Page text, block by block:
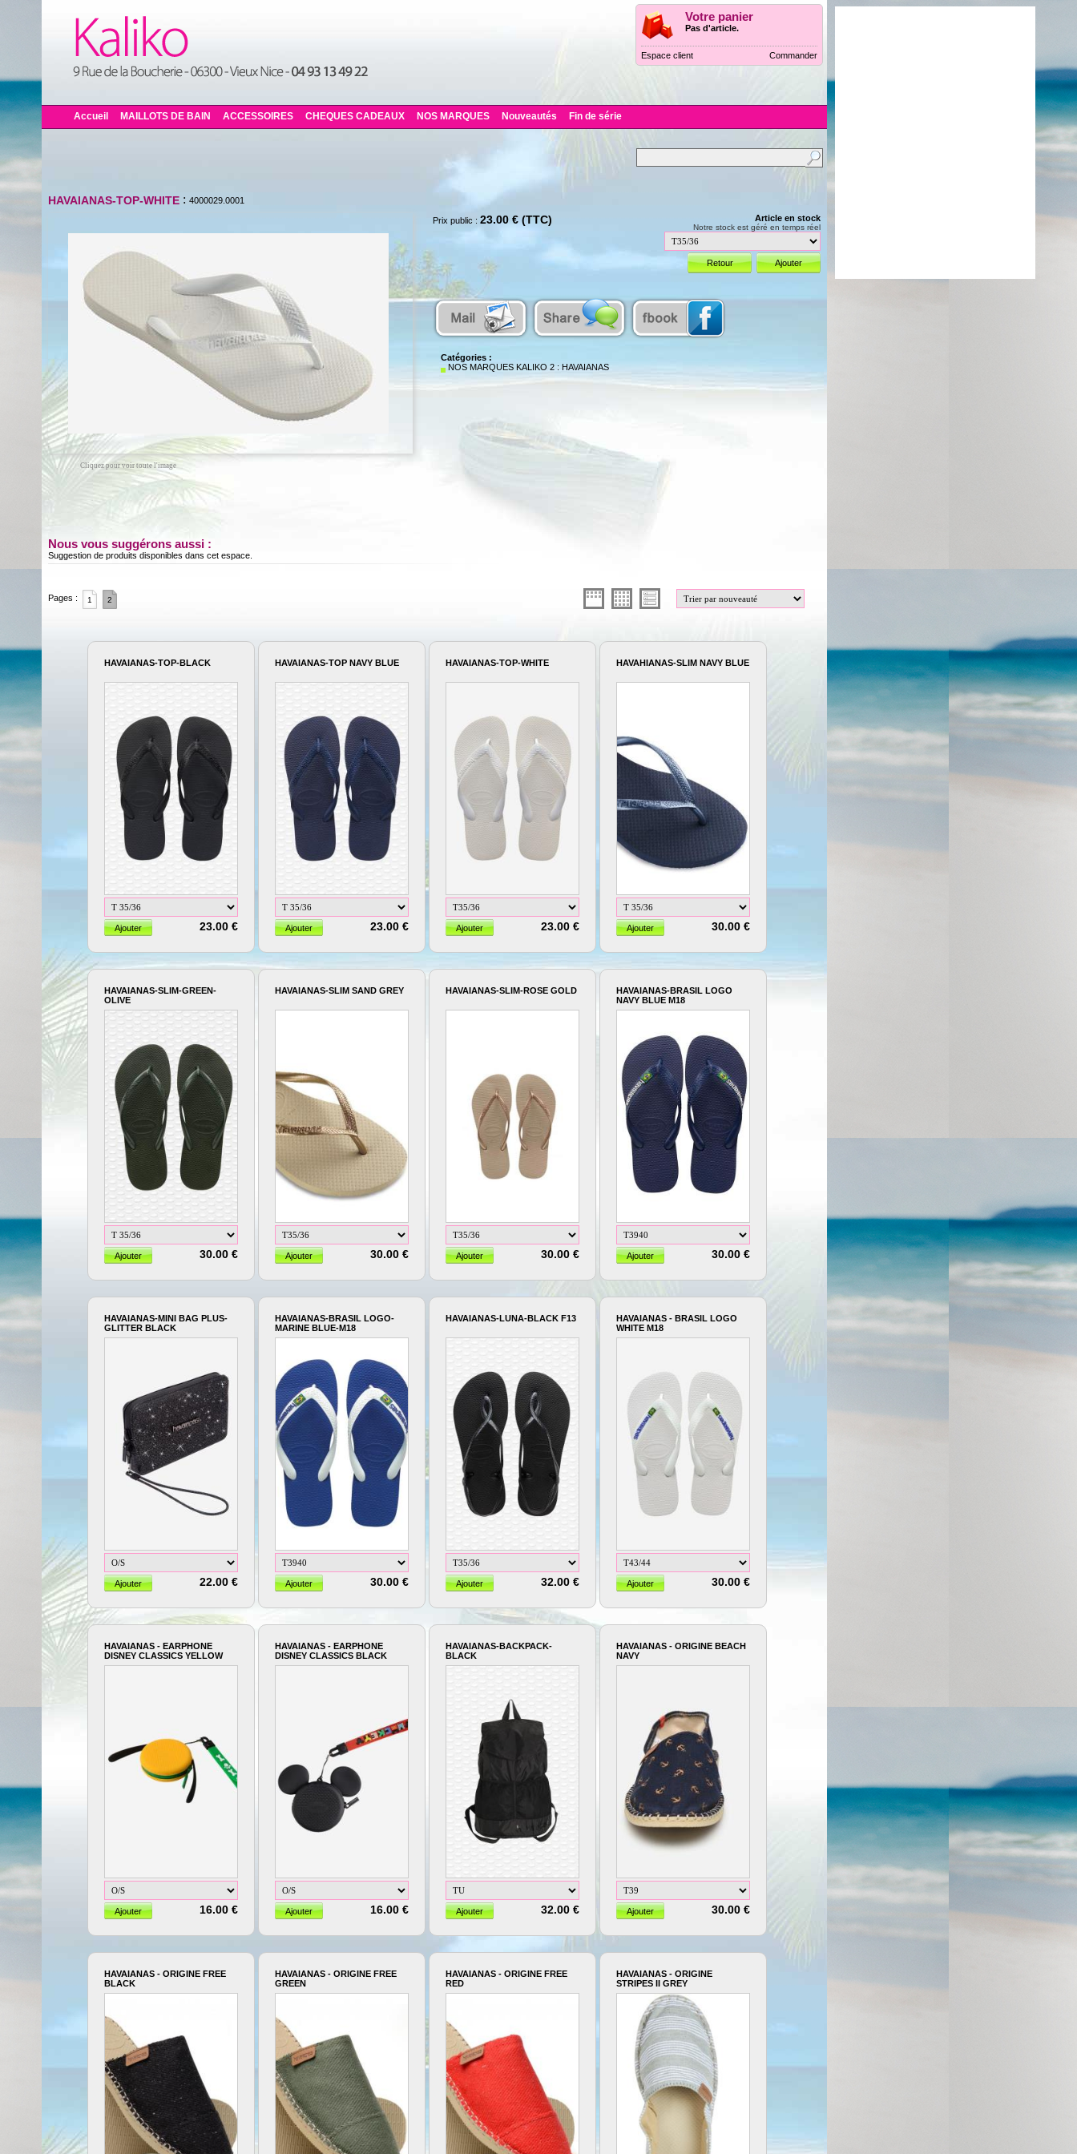
Votre panier
Pas d'article.
Espace client Commander
Accueil MAILLOTS DE BAIN ACCESSOIRES CHEQUES CADEAUX NOS MARQUES Nouveautés Fin de série
HAVAIANAS-TOP-WHITE : 4000029.0001
Cliquez pour voir toute l'image
Article en stock
Notre stock est géré en temps réel
Prix public : 23.00 € (TTC)
Catégories :
NOS MARQUES KALIKO 2 : HAVAIANAS
Nous vous suggérons aussi :
Suggestion de produits disponibles dans cet espace.
Pages : 1 2
HAVAIANAS-TOP-BLACK
23.00 €
HAVAIANAS-TOP NAVY BLUE
23.00 €
HAVAIANAS-TOP-WHITE
23.00 €
HAVAHIANAS-SLIM NAVY BLUE
30.00 €
HAVAIANAS-SLIM-GREEN-
OLIVE
30.00 €
HAVAIANAS-SLIM SAND GREY
30.00 €
HAVAIANAS-SLIM-ROSE GOLD
30.00 €
HAVAIANAS-BRASIL LOGO
NAVY BLUE M18
30.00 €
HAVAIANAS-MINI BAG PLUS-
GLITTER BLACK
22.00 €
HAVAIANAS-BRASIL LOGO-
MARINE BLUE-M18
30.00 €
HAVAIANAS-LUNA-BLACK F13
32.00 €
HAVAIANAS - BRASIL LOGO
WHITE M18
30.00 €
HAVAIANAS - EARPHONE
DISNEY CLASSICS YELLOW
16.00 €
HAVAIANAS - EARPHONE
DISNEY CLASSICS BLACK
16.00 €
HAVAIANAS-BACKPACK-
BLACK
32.00 €
HAVAIANAS - ORIGINE BEACH
NAVY
30.00 €
HAVAIANAS - ORIGINE FREE
BLACK
HAVAIANAS - ORIGINE FREE
GREEN
HAVAIANAS - ORIGINE FREE
RED
HAVAIANAS - ORIGINE
STRIPES II GREY